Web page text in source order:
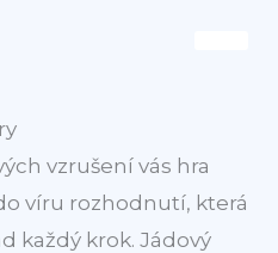
vzrušení vás hra
víru rozhodnutí, která
každý krok. Jádový